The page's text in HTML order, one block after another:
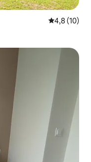
4,8 (10)